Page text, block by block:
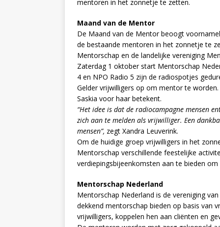
mentoren in het zonnetje te zetten.
Maand van de Mentor
De Maand van de Mentor beoogt
de bestaande mentoren in het zonnetje te
Mentorschap en de landelijke vereniging
Zaterdag 1 oktober start Mentorschap
4 en NPO Radio 5 zijn de radiospotjes
Gelder vrijwilligers op om mentor te
Saskia voor haar betekent.
“Het idee is dat de radiocampagne mensen
zich aan te melden als vrijwilliger. Een
mensen”, zegt Xandra Leuverink.
Om de huidige groep vrijwilligers in het
Mentorschap verschillende feestelijke
verdiepingsbijeenkomsten aan te bieden
Mentorschap Nederland
Mentorschap Nederland is de vereniging
dekkend mentorschap bieden op basis van
vrijwilligers, koppelen hen aan cliënten en